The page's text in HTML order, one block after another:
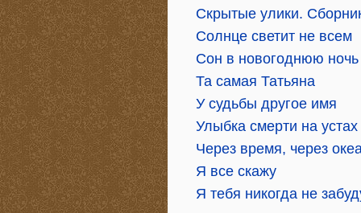
Скрытые улики.
Солнце светит не всем
Сон в новогоднюю ночь
Та самая Татьяна
У судьбы другое имя
Улыбка смерти на устах
Через время, через
Я все скажу
Я тебя никогда не